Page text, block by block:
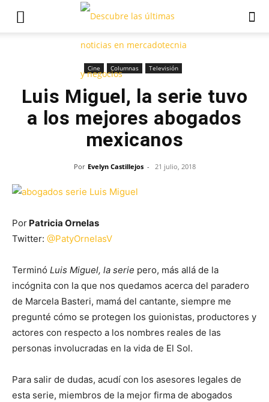
Cine Columnas Televisión
Luis Miguel, la serie tuvo
a los mejores abogados
mexicanos
Por Evelyn Castillejos - 21 julio, 2018
Por Patricia Ornelas
Twitter: @PatyOrnelasV
Terminó Luis Miguel, la serie pero, más allá de la
incógnita con la que nos quedamos acerca del paradero
de Marcela Basteri, mamá del cantante, siempre me
pregunté cómo se protegen los guionistas, productores y
actores con respecto a los nombres reales de las
personas involucradas en la vida de El Sol.
Para salir de dudas, acudí con los asesores legales de
esta serie, miembros de la mejor firma de abogados